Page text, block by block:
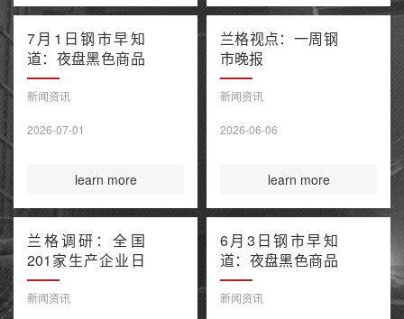
7月1日钢市早知
道：夜盘黑色商品
窄幅波动 上半年
百强房企销售额降
钢铁保障新规今起
新闻资讯
2026-07-01
learn more
兰格视点：一周钢
市晚报
新闻资讯
2026-06-06
learn more
兰格调研：全国
201家生产企业日
均铁水产量环比上
升（6月3日）
新闻资讯
6月3日钢市早知
道：夜盘黑色商品
多数收涨 IEA警告
全球石油库存或于
新闻资讯